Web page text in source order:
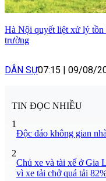
Hà Nội quyết liệt xử lý tồn
trường
DÂN SỰ07:15 09/08/
TIN ĐỌC NHIỀU
1
Độc đáo không gian
2
Chủ xe và tài xế ở Gia
vì xe tải chở quá tải